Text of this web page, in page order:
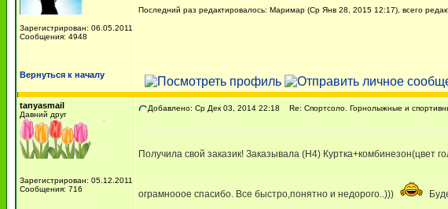
Зарегистрирован: 06.05.2011
Сообщения: 4948
Последний раз редактировалось: Маримар (Ср Янв 28, 2015 12:17), всего
Вернуться к началу
tanyasmail
Давний друг
Зарегистрирован: 05.12.2011
Сообщения: 716
Добавлено: Ср Дек 03, 2014 22:18 Re: Спортсоло. Горнолыжные и
Получила свой заказик! Заказывала (Н4) Куртка+комбинезон(цвет
ограмнооое спасибо. Все быстро,понятно и недорого..)))